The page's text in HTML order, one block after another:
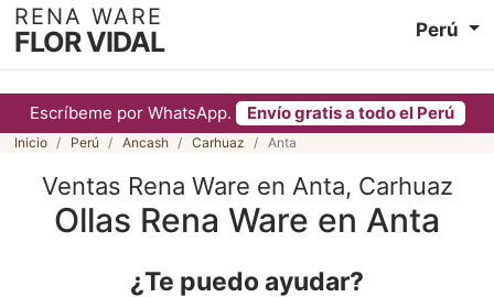
Escríbeme por WhatsApp. Envío gratis a todo el Perú
RENA WARE
FLOR VIDAL Perú
Inicio Perú Ancash Carhuaz Anta
Ventas Rena Ware en Anta, Carhuaz
Ollas Rena Ware en Anta
¿Te puedo ayudar?